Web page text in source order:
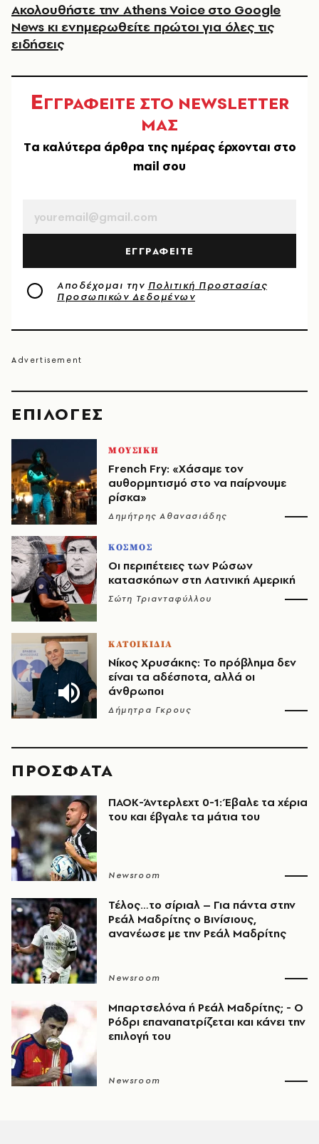
EΠΙΛΟΓΈΣ
ΜΟΥΣΙΚΗ
French Fry: «Χάσαμε τον
αυθορμητισμό στο να παίρνουμε
ρίσκα»
Δημήτρης Αθανασιάδης
ΚΟΣΜΟΣ
Οι περιπέτειες των Ρώσων
κατασκόπων στη Λατινική Αμερική
Σώτη Τριανταφύλλου
ΚΑΤΟΙΚΙΔΙΑ
Νίκος Χρυσάκης: Το πρόβλημα δεν
είναι τα αδέσποτα, αλλά οι
άνθρωποι
Δήμητρα Γκρους
Ακολουθήστε την Athens Voice στο Google
News κι ενημερωθείτε πρώτοι για όλες τις
ειδήσεις
ΕΓΓΡΑΦΕΙΤΕ ΣΤΟ NEWSLETTER
ΜΑΣ
Tα καλύτερα άρθρα της ημέρας έρχονται στο
mail σου
ΕΓΓΡΑΦΕΙΤΕ
Αποδέχομαι την Πολιτική Προστασίας
Προσωπικών Δεδομένων
ΠΡΟΣΦΑΤΑ
ΠΑΟΚ-Άντερλεχτ 0-1: Έβαλε τα χέρια
του και έβγαλε τα μάτια του
Newsroom
Τέλος…το σίριαλ – Για πάντα στην
Ρεάλ Μαδρίτης ο Βινίσιους,
ανανέωσε με την Ρεάλ Μαδρίτης
Newsroom
Μπαρτσελόνα ή Ρεάλ Μαδρίτης; - Ο
Ρόδρι επαναπατρίζεται και κάνει την
επιλογή του
Newsroom